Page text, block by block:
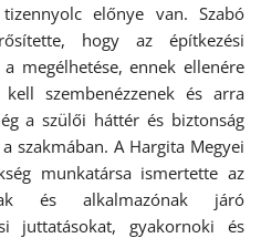
előnye van. Szabó
hogy az építkezési
megélhetése, ennek ellenére
szembenézzenek és arra
a szülői háttér és biztonság
szakmában. A Hargita Megyei
munkatársa ismertette az
és alkalmazónak járó
juttatásokat, gyakornoki és